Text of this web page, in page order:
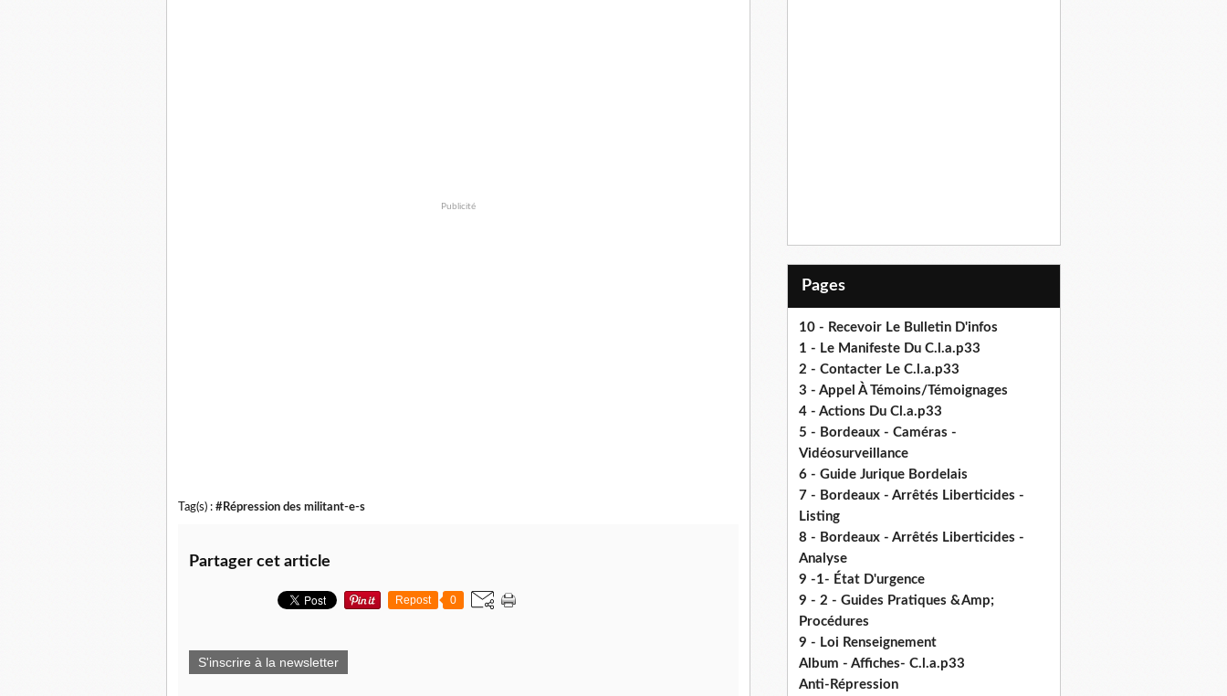
Publicité
Tag(s) : #Répression des militant-e-s
Partager cet article
Repost 0
S'inscrire à la newsletter
Pages
10 - Recevoir Le Bulletin D'infos
1 - Le Manifeste Du C.l.a.p33
2 - Contacter Le C.l.a.p33
3 - Appel À Témoins/Témoignages
4 - Actions Du Cl.a.p33
5 - Bordeaux - Caméras -
Vidéosurveillance
6 - Guide Jurique Bordelais
7 - Bordeaux - Arrêtés Liberticides -
Listing
8 - Bordeaux - Arrêtés Liberticides -
Analyse
9 -1- État D'urgence
9 - 2 - Guides Pratiques &Amp;
Procédures
9 - Loi Renseignement
Album - Affiches- C.l.a.p33
Anti-Répression